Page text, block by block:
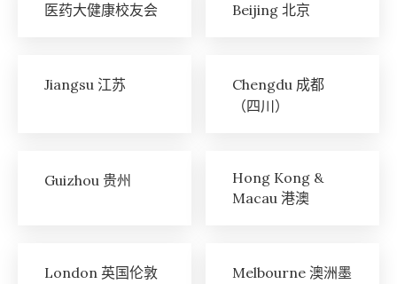
医药大健康校友会 Beijing 北京
Jiangsu 江苏
Chengdu 成都
（四川）
Guizhou 贵州
Hong Kong &
Macau 港澳
London 英国伦敦
Melbourne 澳洲墨